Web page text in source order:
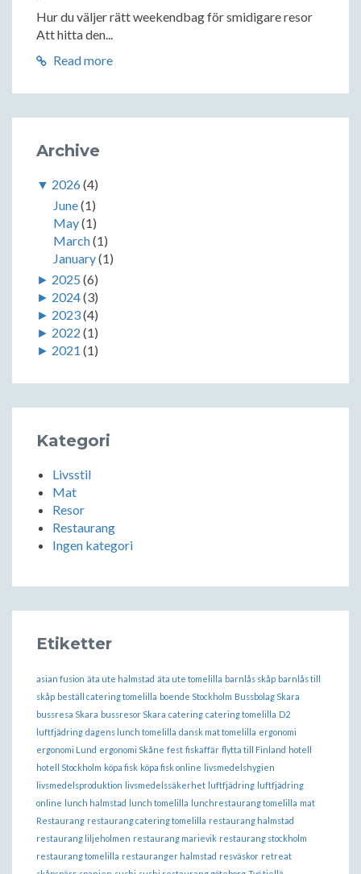
Hur du väljer rätt weekendbag för smidigare resor
Att hitta den...
Read more
Archive
▼ 2026(4)
June(1)
May(1)
March(1)
January(1)
► 2025 (6)
► 2024(3)
► 2023(4)
► 2022 (1)
► 2021 (1)
Kategori
Livsstil
Mat
Resor
Restaurang
Ingen kategori
Etiketter
asian fusion äta ute halmstad äta ute tomelilla barnlås skåp barnlås till
skåp beställ catering tomelilla boende Stockholm Bussbolag Skara
bussresa Skara bussresor Skara catering catering tomelilla D2
luftfjädring dagens lunch tomelilla dansk mat tomelilla ergonomi
ergonomi Lund ergonomi Skåne fest fiskaffär flytta till Finland hotell
hotell Stockholm köpa fisk köpa fisk online livsmedelshygien
livsmedelsproduktion livsmedelssäkerhet luftfjädring luftfjädring
online lunch halmstad lunch tomelilla lunchrestaurang tomelilla mat
Restaurang restaurang catering tomelilla restaurang halmstad
restaurang liljeholmen restaurang marievik restaurang stockholm
restaurang tomelilla restauranger halmstad resväskor retreat